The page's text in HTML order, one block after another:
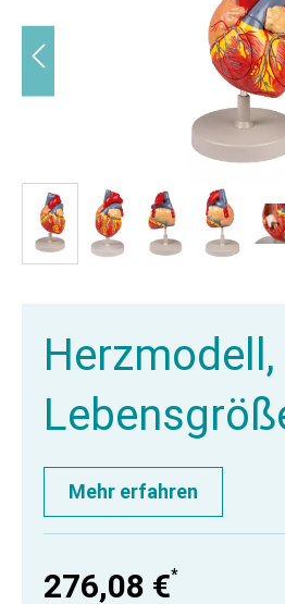
Mehr erfahren
276,08 €*